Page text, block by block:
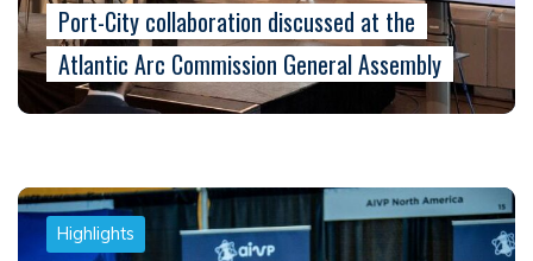
Port-City collaboration discussed at the
Atlantic Arc Commission General Assembly
Highlights